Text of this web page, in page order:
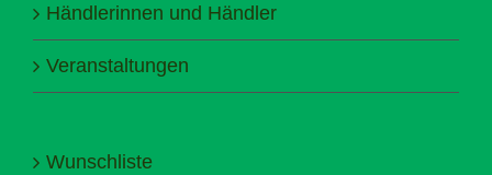
Händlerinnen und Händler
Veranstaltungen
Wunschliste